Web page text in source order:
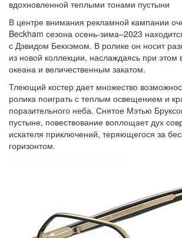
вдохновленной теплыми тонами пустыни
В центре внимания рекламной кампании
Beckham сезона осень-зима–2023
с Дэвидом Бекхэмом. В ролике он носит
из новой коллекции, наслаждаясь при этом
океана и величественным закатом.
Тлеющий костер дает множество
ролика поиграть с теплым освещением и
поразительного неба. Снятое Мэтью
пустыне, повествование воплощает дух
искателя приключений, теряющегося за
горизонтом.